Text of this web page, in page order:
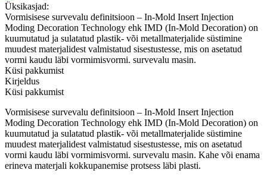
Üksikasjad:
Vormisisese survevalu definitsioon – In-Mold Insert Injection
Moding Decoration Technology ehk IMD (In-Mold Decoration) on
kuumutatud ja sulatatud plastik- või metallmaterjalide süstimine
muudest materjalidest valmistatud sisestustesse, mis on asetatud
vormi kaudu läbi vormimisvormi. survevalu masin.
Küsi pakkumist
Kirjeldus
Küsi pakkumist
Vormisisese survevalu definitsioon – In-Mold Insert Injection
Moding Decoration Technology ehk IMD (In-Mold Decoration) on
kuumutatud ja sulatatud plastik- või metallmaterjalide süstimine
muudest materjalidest valmistatud sisestustesse, mis on asetatud
vormi kaudu läbi vormimisvormi. survevalu masin. Kahe või enama
erineva materjali kokkupanemise protsess läbi plasti.